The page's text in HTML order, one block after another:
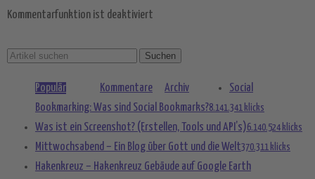
Kommentarfunktion ist deaktiviert
Populär Kommentare Archiv
Social
Bookmarking: Was sind Social Bookmarks?8.141.341 klicks
Was ist ein Screenshot? (Erstellen, Tools und API’s)6.140.524 klicks
Mittwochsabend – Ein Blog über Gott und die Welt370.311 klicks
Hakenkreuz – Hakenkreuz Gebäude auf Google Earth